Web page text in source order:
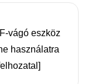
vágó eszköz
használatra